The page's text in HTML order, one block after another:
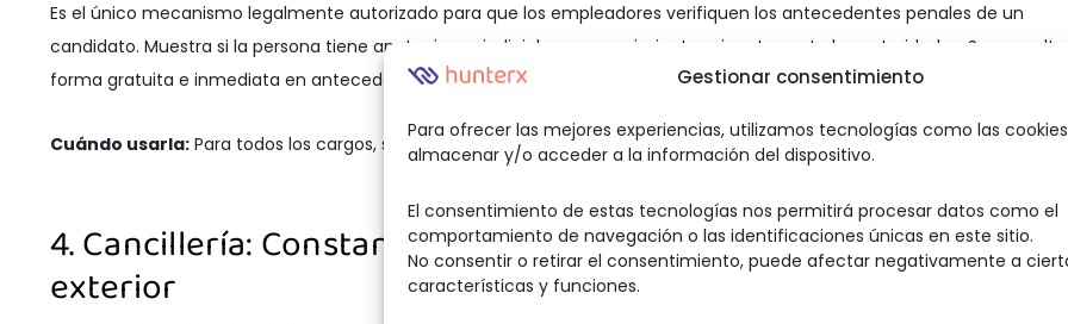
Gestionar consentimiento
Para ofrecer las mejores experiencias, utilizamos tecnologías como las
almacenar y/o acceder a la información del dispositivo.
El consentimiento de estas tecnologías nos permitirá procesar datos como el
comportamiento de navegación o las identificaciones únicas en este sitio.
No consentir o retirar el consentimiento, puede afectar negativamente a
características y funciones.
Es el único mecanismo legalmente autorizado para que los empleadores verifiquen los antecedentes penales de un
candidato. Muestra si la persona tiene anotaciones judiciales o requerimientos vigentes ante las autoridades. Se consulta
forma gratuita e inmediata en antecedentes.policia.gov.co:7005/WebJudicial/. Solo se necesita el número de cédula.
Cuándo usarla: Para todos los cargos, sin excepción.
4. Cancillería: Constancia de Antecedentes Judiciales para el
exterior